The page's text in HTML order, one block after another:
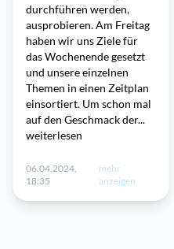
durchführen werden,
ausprobieren. Am Freitag
haben wir uns Ziele für
das Wochenende gesetzt
und unsere einzelnen
Themen in einen Zeitplan
einsortiert. Um schon mal
auf den Geschmack der...
weiterlesen
06.04.2024,
18:35
mehr
anzeigen